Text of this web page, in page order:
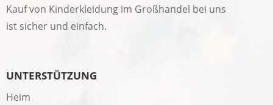
Kauf von Kinderkleidung im Großhandel bei uns
ist sicher und einfach.
UNTERSTÜTZUNG
Heim